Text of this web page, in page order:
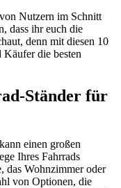
Nutzern im Schnitt
dass ihr euch die
denn mit diesen 10
Käufer die besten
Ständer für
einen großen
Ihres Fahrrads
das Wohnzimmer oder
von Optionen, die